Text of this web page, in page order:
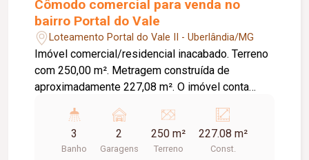
Cômodo comercial para venda no
bairro Portal do Vale
Loteamento Portal do Vale II - Uberlândia/MG
Imóvel comercial/residencial inacabado. Terreno
com 250,00 m². Metragem construída de
aproximadamente 227,08 m². O imóvel conta
apartamento na parte superior; Diferenciais:
Projeto aprovado pela Prefeitura; Alvará de
construção; Excelente oportunidade para
3
Banho
2
Garagens
250 m²
Terreno
227.08 m²
Const.